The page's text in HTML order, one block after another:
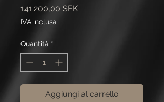
141.200,00 SEKPrezzo
IVA inclusa
Quantità *
Aggiungi al carrello